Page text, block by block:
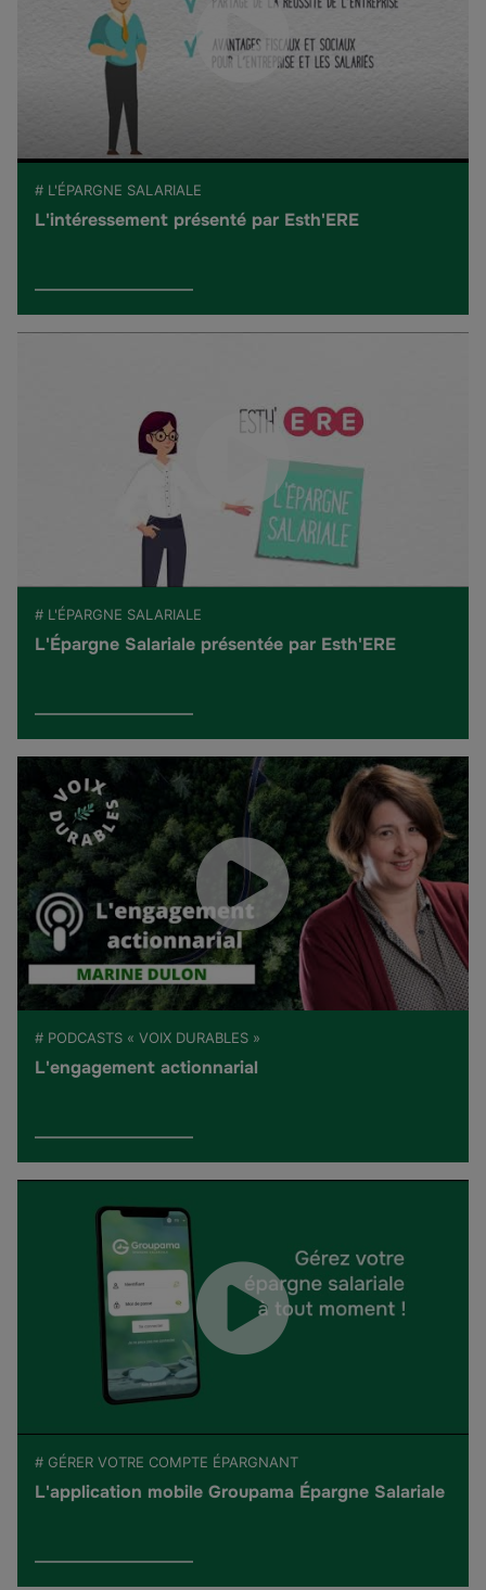
# L'ÉPARGNE SALARIALE
L'intéressement présenté par Esth'ERE
# L'ÉPARGNE SALARIALE
L'Épargne Salariale présentée par Esth'ERE
# PODCASTS « VOIX DURABLES »
L'engagement actionnarial
# GÉRER VOTRE COMPTE ÉPARGNANT
L'application mobile Groupama Épargne Salariale